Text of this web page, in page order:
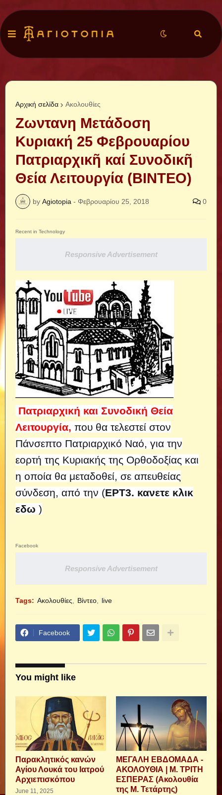
Αρχική σελίδα Ακολουθίες
Ζωντανη Μετάδοση
Κυριακή 25 Φεβρουαρίου
Πατριαρχικῆ καί Συνοδικῆ
Θεία Λειτουργία (ΒΙΝΤΕΟ)
by Agiotopia - Φεβρουαρίου 25, 2018 0
Recent in Technology
Responsive Advertisement
Πατριαρχική και Συνοδική Θεία
Λειτουργία, που θα τελεστεί στον
Πάνσεπτο Πατριαρχικό Ναό, για την
εορτή της Κυριακής της Ορθοδοξίας και
η οποία θα μεταδοθεί, σε απευθείας
σύνδεση, από την (ΕΡΤ3. κανετε κλικ
εδω )
Facebook
Responsive Advertisement
Tags: Ακολουθίες Βίντεο live
Facebook
You might like
Παρακλητικός κανών
Αγίου Λουκά του Ιατρού
Αρχιεπισκόπου
June 11, 2025
ΜΕΓΑΛΗ ΕΒΔΟΜΑΔΑ -
ΑΚΟΛΟΥΘΙΑ | Μ. ΤΡΙΤΗ
ΕΣΠΕΡΑΣ (Ακολουθία
της Μ. Τετάρτης)